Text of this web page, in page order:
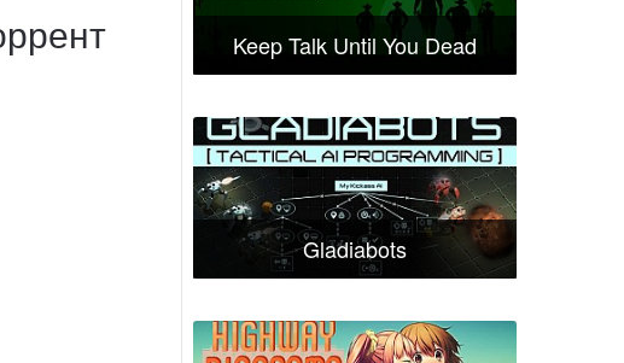
Keep Talk Until You Dead
Gladiabots